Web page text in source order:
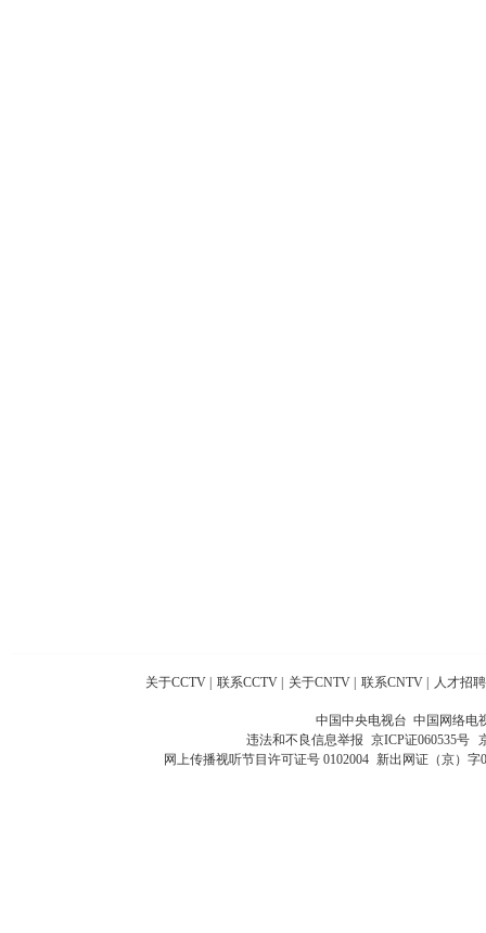
关于CCTV 联系CCTV 关于CNTV 联系CNTV 人才招聘
中国中央电视台 中国网络电
违法和不良信息举报 京ICP证060535号
网上传播视听节目许可证号 0102004 新出网证（京）